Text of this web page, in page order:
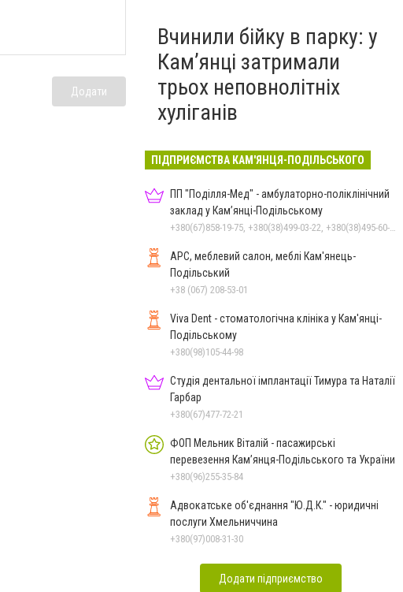
Додати
Вчинили бійку в парку: у
Кам’янці затримали
трьох неповнолітніх
хуліганів
ПІДПРИЄМСТВА КАМ'ЯНЦЯ-ПОДІЛЬСЬКОГО
ПП "Поділля-Мед" - амбулаторно-поліклінічний
заклад у Кам’янці-Подільському
+380(67)858-19-75, +380(38)499-03-22, +380(38)495-60-27
АРС, меблевий салон, меблі Кам'янець-
Подільський
+38 (067) 208-53-01
Viva Dent - стоматологічна клініка у Кам'янці-
Подільському
+380(98)105-44-98
Студія дентальної імплантації Тимура та Наталії
Гарбар
+380(67)477-72-21
ФОП Мельник Віталій - пасажирські
перевезення Кам’янця-Подільського та України
+380(96)255-35-84
Адвокатське об'єднання "Ю.Д.К." - юридичні
послуги Хмельниччина
+380(97)008-31-30
Додати підприємство